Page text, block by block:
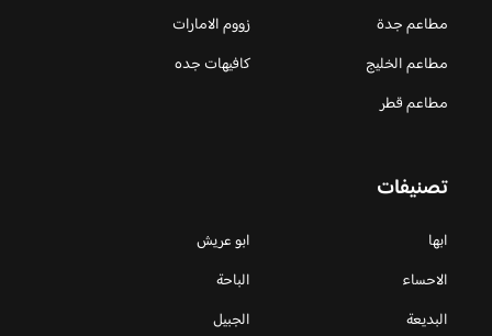
مطاعم جدة
زووم الامارات
مطاعم الخليج
كافيهات جده
مطاعم قطر
تصنيفات
ابها
ابو عريش
الاحساء
الباحة
البديعة
الجبيل